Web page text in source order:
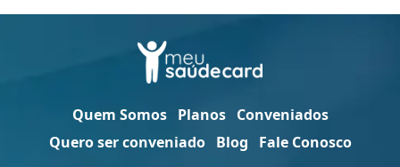
Quem Somos Planos
Conveniados
Quero ser conveniado
Blog Fale Conosco